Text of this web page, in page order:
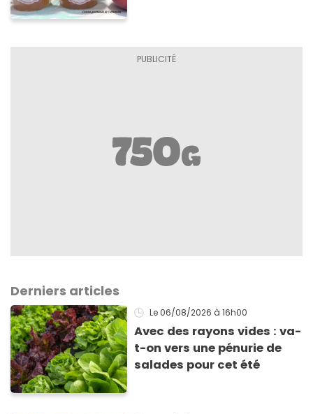
Derniers articles
Le 06/08/2026 à 16h00
Avec des rayons vides : va-
t-on vers une pénurie de
salades pour cet été